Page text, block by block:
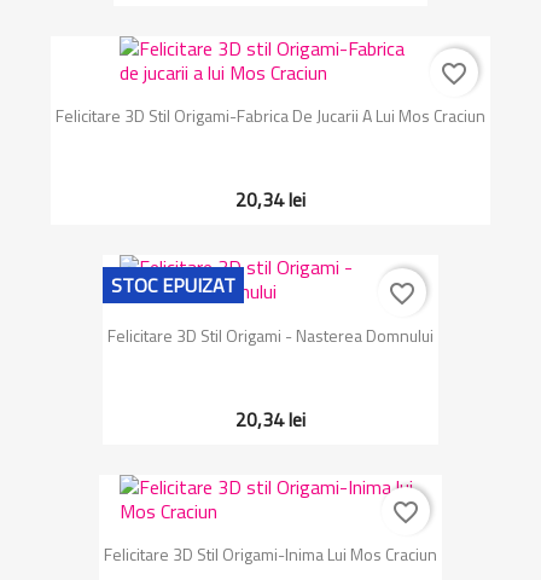
Felicitare 3D Stil Origami-Fabrica De Jucarii A Lui Mos Craciun
20,34 lei
favorite_border
Felicitare 3D Stil Origami - Nasterea Domnului
20,34 lei
STOC EPUIZAT favorite_border
Felicitare 3D Stil Origami-Inima Lui Mos Craciun
favorite_border